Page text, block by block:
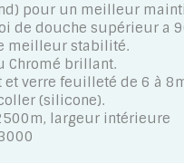
pour un meilleur
de douche supérieur a
meilleur stabilité.
Chromé brillant.
et verre feuilleté de 6 à
(silicone).
largeur intérieure